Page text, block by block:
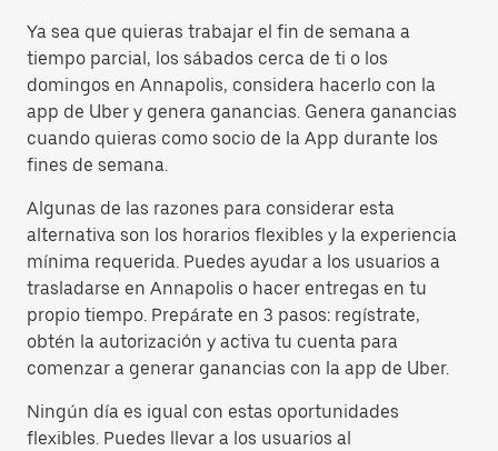
Ya sea que quieras trabajar el fin de semana a
tiempo parcial, los sábados cerca de ti o los
domingos en Annapolis, considera hacerlo con la
app de Uber y genera ganancias. Genera ganancias
cuando quieras como socio de la App durante los
fines de semana.
Algunas de las razones para considerar esta
alternativa son los horarios flexibles y la experiencia
mínima requerida. Puedes ayudar a los usuarios a
trasladarse en Annapolis o hacer entregas en tu
propio tiempo. Prepárate en 3 pasos: regístrate,
obtén la autorización y activa tu cuenta para
comenzar a generar ganancias con la app de Uber.
Ningún día es igual con estas oportunidades
flexibles. Puedes llevar a los usuarios al